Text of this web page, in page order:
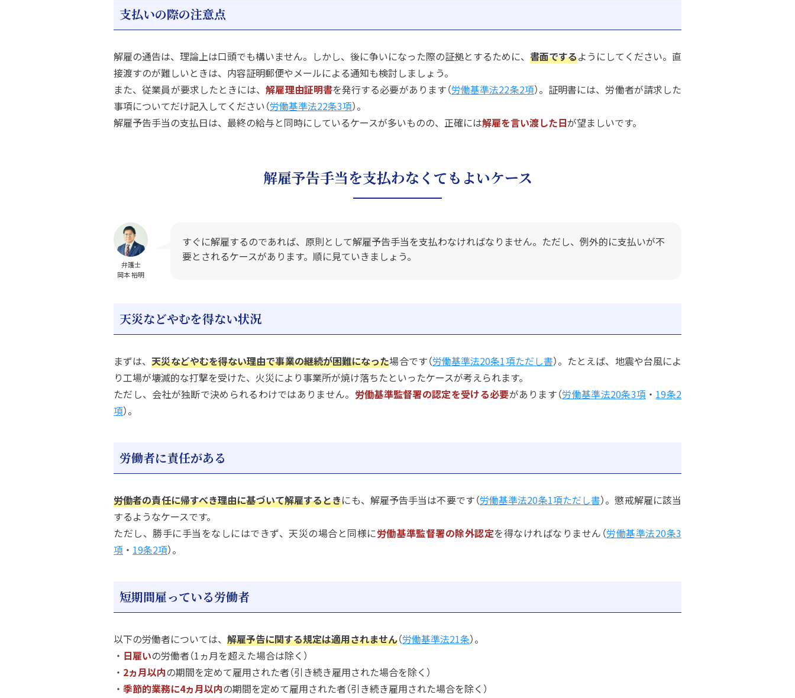
支払いの際の注意点
解雇の通告は、理論上は口頭でも構いません。しかし、後に争いになった際の証拠とするために、 書面でするようにしてください。直
接渡すのが難しいときは、内容証明郵便やメールによる通知も検討しましょう。
また、従業員が要求したときには、解雇理由証明書を発行する必要があります（労働基準法22条2項）。証明書には、労働者が請求した
事項についてだけ記入してください（労働基準法22条3項）。
解雇予告手当の支払日は、最終の給与と同時にしているケースが多いものの、正確には解雇を言い渡した日が望ましいです。
解雇予告手当を支払わなくてもよいケース
弁護士
岡本 裕明
すぐに解雇するのであれば、原則として解雇予告手当を支払わなければなりません。ただし、例外的に支払いが不
要とされるケースがあります。順に見ていきましょう。
天災などやむを得ない状況
まずは、天災などやむを得ない理由で事業の継続が困難になった場合です（労働基準法20条1項ただし書）。たとえば、地震や台風によ
り工場が壊滅的な打撃を受けた、火災により事業所が焼け落ちたといったケースが考えられます。
ただし、会社が独断で決められるわけではありません。 労働基準監督署の認定を受ける必要があります（労働基準法20条3項 ・ 19条2
項）。
労働者に責任がある
労働者の責任に帰すべき理由に基づいて解雇するときにも、解雇予告手当は不要です（労働基準法20条1項ただし書）。懲戒解雇に該当
するようなケースです。
ただし、勝手に手当をなしにはできず、天災の場合と同様に労働基準監督署の除外認定を得なければなりません（労働基準法20条3
項 ・ 19条2項）。
短期間雇っている労働者
以下の労働者については、 解雇予告に関する規定は適用されません（労働基準法21条）。
・ 日雇いの労働者（1ヵ月を超えた場合は除く）
・ 2ヵ月以内の期間を定めて雇用された者（引き続き雇用された場合を除く）
・ 季節的業務に4ヵ月以内の期間を定めて雇用された者（引き続き雇用された場合を除く）